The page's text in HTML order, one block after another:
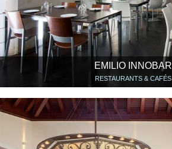
EMILIO INNOBAR
RESTAURANTS & CAFÉS